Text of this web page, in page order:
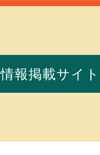
情報掲載サイ